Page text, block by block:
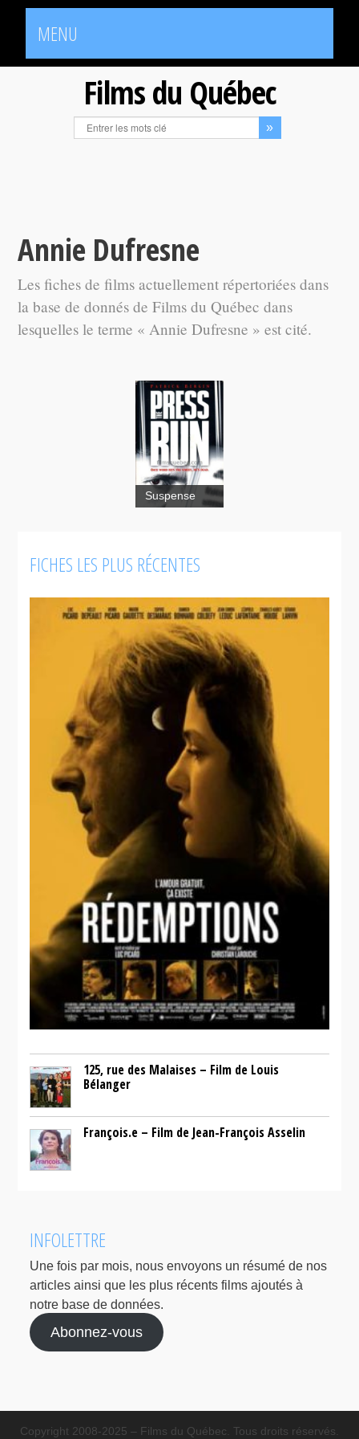
MENU
Films du Québec
Annie Dufresne
Les fiches de films actuellement répertoriées dans
la base de donnés de Films du Québec dans
lesquelles le terme « Annie Dufresne » est cité.
Suspense
FICHES LES PLUS RÉCENTES
125, rue des Malaises – Film de Louis
Bélanger
François.e – Film de Jean-François Asselin
INFOLETTRE
Une fois par mois, nous envoyons un résumé de nos
articles ainsi que les plus récents films ajoutés à
notre base de données.
Abonnez-vous
Copyright 2008-2025 – Films du Québec. Tous droits réservés.